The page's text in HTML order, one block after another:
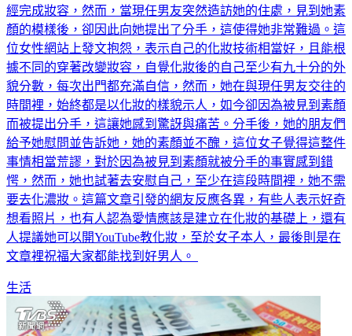
顏的模樣後，卻因此向她提出了分手，這使得她非常難過。這
位女性網站上發文抱怨，表示自己的化妝技術相當好，且能根
據不同的穿著改變妝容，自覺化妝後的自己至少有九十分的外
貌分數，每次出門都充滿自信，然而，她在與現任男友交往的
時間裡，始終都是以化妝的樣貌示人，如今卻因為被見到素顏
而被提出分手，這讓她感到驚訝與痛苦。分手後，她的朋友們
給予她慰問並告訴她，她的素顏並不醜，這位女子覺得這整件
事情相當荒謬，對於因為被見到素顏就被分手的事實感到錯
愕，然而，她也試著去安慰自己，至少在這段時間裡，她不需
要去化濃妝。這篇文章引發的網友反應各異，有些人表示好奇
想看照片，也有人認為愛情應該是建立在化妝的基礎上，還有
人提議她可以開YouTube教化妝，至於女子本人，最後則是在
文章裡祝福大家都能找到好男人。